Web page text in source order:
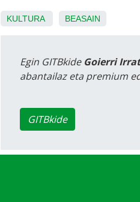
KULTURA BEASAIN
Egin GITBkide Goierri
abantailaz eta premium
GITBkide